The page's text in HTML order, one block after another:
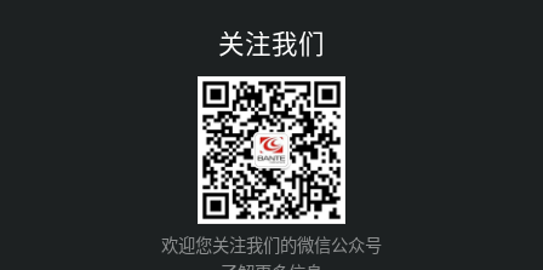
关注我们
欢迎您关注我们的微信公众号